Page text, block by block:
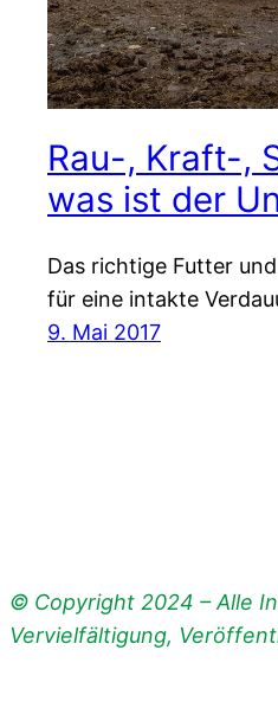
Rau-, Kraft-,
was ist der
Das richtige Futter
für eine intakte
9. Mai 2017
© Copyright 2024 – Alle
Vervielfältigung,